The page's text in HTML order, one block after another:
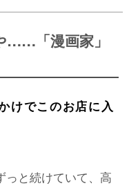
……「漫画家」
けでこのお店に入
っと続けていて、高